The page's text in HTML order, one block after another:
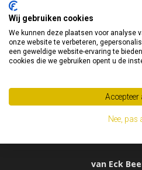
Abonneer je op
Blijf op de hoogte van
van Eck
Wij gebruiken cookies
We kunnen deze plaatsen voor analyse
onze website te verbeteren,
een geweldige website-ervaring te
cookies die we gebruiken opent u de
Accepteer
Nee, pas